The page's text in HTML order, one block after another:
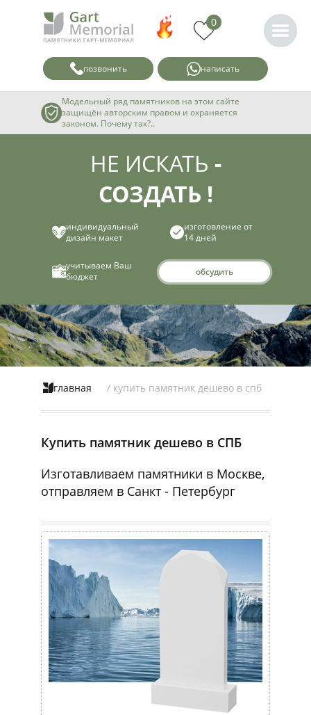
0
позвонить написать
Модельный ряд памятников на этом сайте
защищён авторским правом и охраняется
законом. Почему так?..
НЕ ИСКАТЬ -
СОЗДАТЬ !
индивидуальный
дизайн макет
изготовление от
14 дней
учитываем Ваш
бюджет
обсудить
главная / купить памятник дешево в спб
Купить памятник дешево в СПБ
Изготавливаем памятники в Москве,
отправляем в Санкт - Петербург